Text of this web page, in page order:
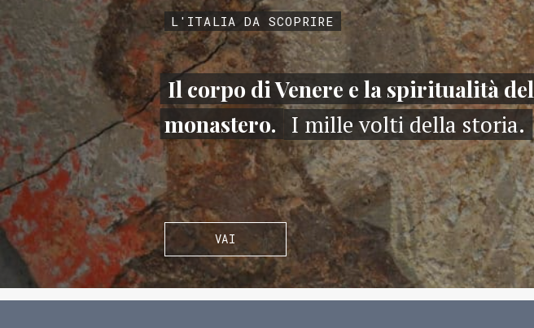
L'ITALIA DA SCOPRIRE
Il corpo di Venere e la spiritualità del
monastero. I mille volti della storia.
VAI